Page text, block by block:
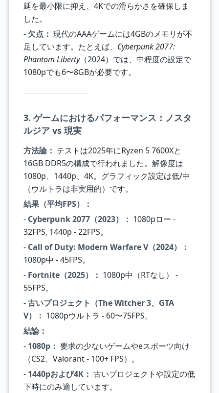
延を最小限に抑え、4Kでの滑らかさを確保しま
した。
- 欠点： 現代のAAAゲームには4GBのメモリが不
足しています。たとえば、 Cyberpunk 2077:
Phantom Liberty（2024）では、中程度の設定で
1080pでも6〜8GBが必要です。
3. ゲームにおけるパフォーマンス：ノスタ
ルジア vs 現実
方法論： テストは2025年にRyzen 5 7600Xと
16GB DDR5の構成で行われました。解像度は
1080p、1440p、4K。グラフィック設定は低/中
（ウルトラは非実用的）です。
結果（平均FPS）：
- Cyberpunk 2077（2023）： 1080pロー -
32FPS, 1440p - 22FPS。
- Call of Duty: Modern Warfare V（2024）：
1080p中 - 45FPS。
- Fortnite（2025）： 1080p中（RTなし） -
55FPS。
-古いプロジェクト（The Witcher 3、GTA
V）： 1080pウルトラ - 60〜75FPS。
結論：
- 1080p： 要求の少ないゲームやeスポーツ向け
（CS2、Valorant - 100+ FPS）。
- 1440pおよび4K： 古いプロジェクトや設定の低
下時にのみ適しています。